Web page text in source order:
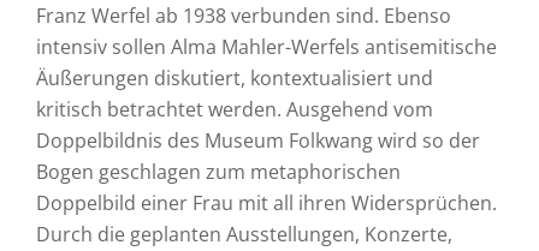
Franz Werfel ab 1938 verbunden sind. Ebenso
intensiv sollen Alma Mahler-Werfels antisemitische
Äußerungen diskutiert, kontextualisiert und
kritisch betrachtet werden. Ausgehend vom
Doppelbildnis des Museum Folkwang wird so der
Bogen geschlagen zum metaphorischen
Doppelbild einer Frau mit all ihren Widersprüchen.
Durch die geplanten Ausstellungen, Konzerte,